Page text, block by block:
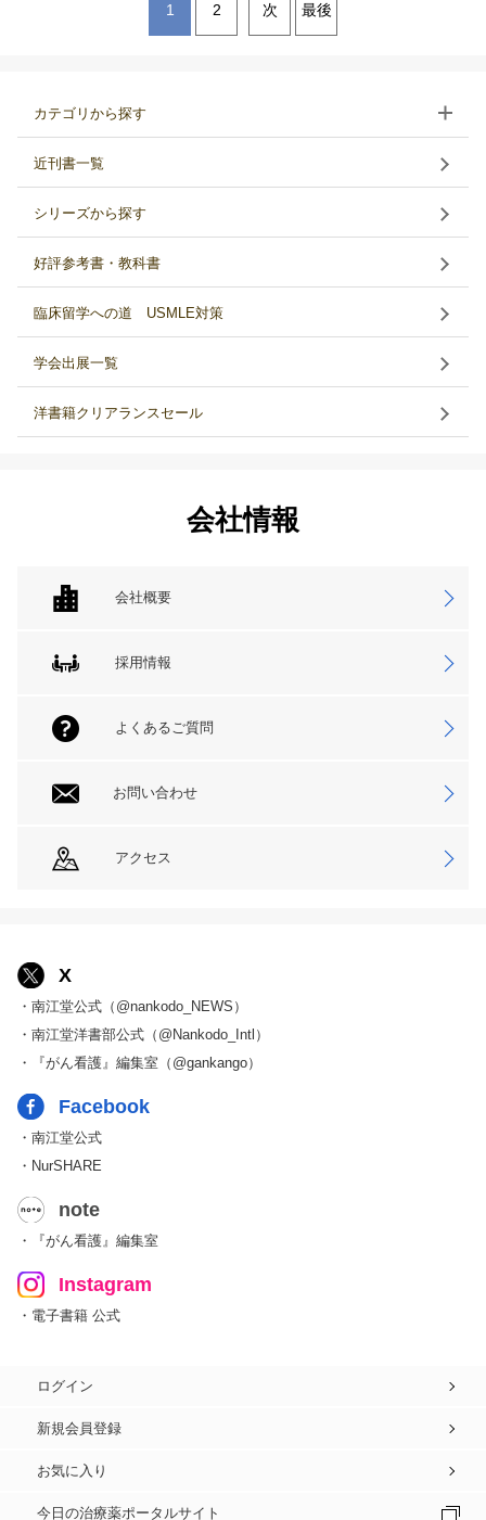
1 2 次 最後
カテゴリから探す
近刊書一覧
シリーズから探す
好評参考書・教科書
臨床留学への道 USMLE対策
学会出展一覧
洋書籍クリアランスセール
会社情報
会社概要
採用情報
よくあるご質問
お問い合わせ
アクセス
X
・南江堂公式（@nankodo_NEWS）
・南江堂洋書部公式（@Nankodo_Intl）
・『がん看護』編集室（@gankango）
Facebook
・南江堂公式
・NurSHARE
note
・『がん看護』編集室
Instagram
・電子書籍 公式
ログイン
新規会員登録
お気に入り
今日の治療薬ポータルサイト